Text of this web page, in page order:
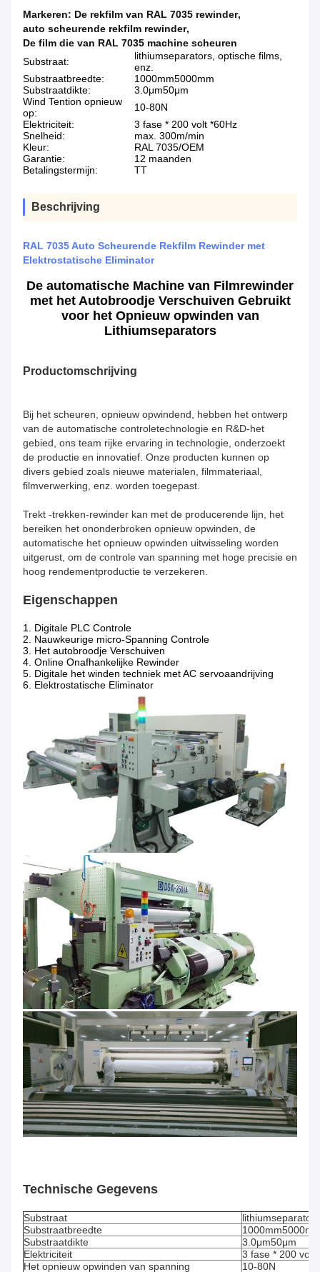
Markeren: De rekfilm van RAL 7035 rewinder,
auto scheurende rekfilm rewinder,
De film die van RAL 7035 machine scheuren
Substraat:
lithiumseparators, optische films,
enz.
Substraatbreedte:
1000mm5000mm
Substraatdikte:
3.0μm50μm
Wind Tention opnieuw
op:
10-80N
Elektriciteit:
3 fase * 200 volt *60Hz
Snelheid:
max. 300m/min
Kleur:
RAL 7035/OEM
Garantie:
12 maanden
Betalingstermijn:
TT
Beschrijving
RAL 7035 Auto Scheurende Rekfilm Rewinder met
Elektrostatische Eliminator
De automatische Machine van Filmrewinder
met het Autobroodje Verschuiven Gebruikt
voor het Opnieuw opwinden van
Lithiumseparators
Productomschrijving
Bij het scheuren, opnieuw opwindend, hebben het ontwerp
van de automatische controletechnologie en R&D-het
gebied, ons team rijke ervaring in technologie, onderzoekt
de productie en innovatief. Onze producten kunnen op
divers gebied zoals nieuwe materialen, filmmateriaal,
filmverwerking, enz. worden toegepast.
Trekt -trekken-rewinder kan met de producerende lijn, het
bereiken het ononderbroken opnieuw opwinden, de
automatische het opnieuw opwinden uitwisseling worden
uitgerust, om de controle van spanning met hoge precisie en
hoog rendementproductie te verzekeren.
Eigenschappen
1. Digitale PLC Controle
2. Nauwkeurige micro-Spanning Controle
3. Het autobroodje Verschuiven
4. Online Onafhankelijke Rewinder
5. Digitale het winden techniek met AC servoaandrijving
6. Elektrostatische Eliminator
Technische Gegevens
Substraat
Substraatbreedte
Substraatdikte
3.0μm50μm
Elektriciteit
3 fase * 200 volt
Het opnieuw opwinden van spanning
10-80N